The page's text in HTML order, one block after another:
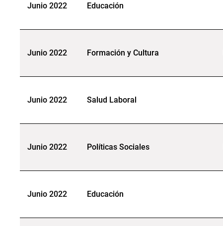
Junio 2022 Educación
Junio 2022 Formación y Cultura
Junio 2022 Salud Laboral
Junio 2022 Políticas Sociales
Junio 2022 Educación